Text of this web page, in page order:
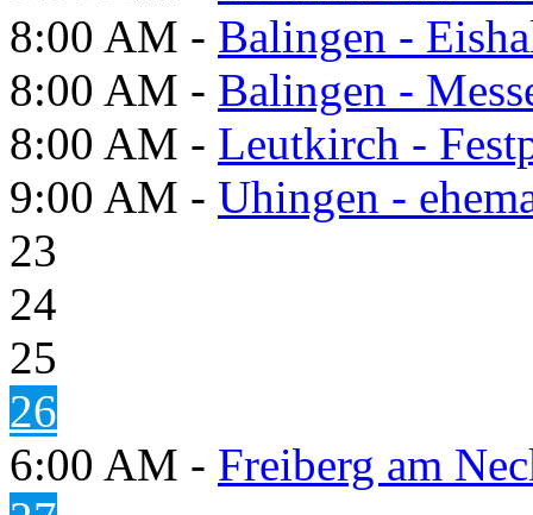
8:00 AM - Balingen -
8:00 AM - Balingen -
8:00 AM - Leutkirch -
9:00 AM - Uhingen -
23
24
25
26
6:00 AM - Freiberg am